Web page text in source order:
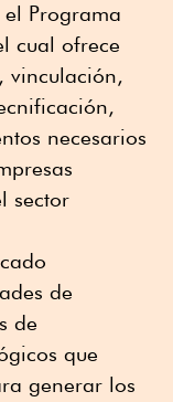
Programa
cual ofrece
vinculación,
necesarios
sector
de
de
que
generar los